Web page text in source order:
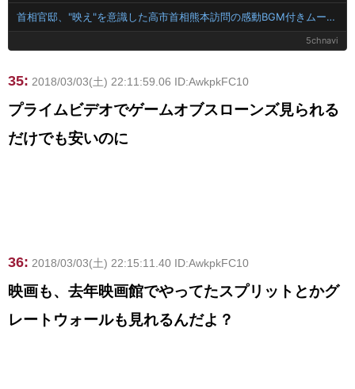
首相官邸、"映え"を意識した高市首相熊本訪問の感動BGM付きムービーを投稿「全部が全部ありがたかったです」
5chnavi
35: 2018/03/03(土) 22:11:59.06 ID:AwkpkFC10
プライムビデオでゲームオブスローンズ見られる
だけでも安いのに
36: 2018/03/03(土) 22:15:11.40 ID:AwkpkFC10
映画も、去年映画館でやってたスプリットとかグ
レートウォールも見れるんだよ？